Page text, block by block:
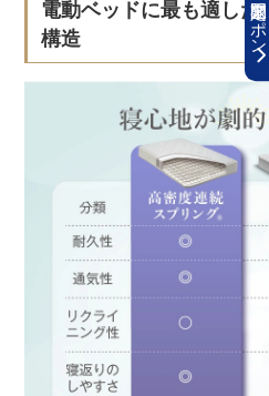
期間限定クーポン
電動ベッドに最も適した
構造